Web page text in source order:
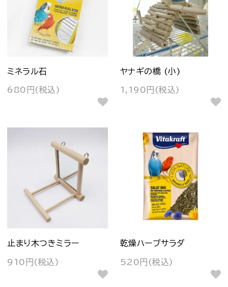
ミネラル石
680円(税込)
ヤナギの橋 (小)
1,190円(税込)
止まり木つきミラー
910円(税込)
乾燥ハーブサラダ
520円(税込)